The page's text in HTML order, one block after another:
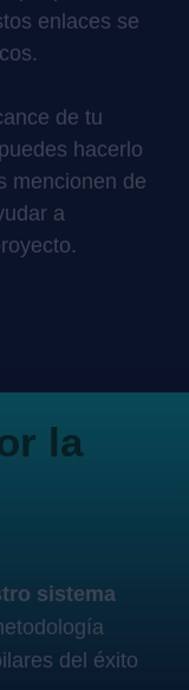
enlaces se
de tu
hacerlo
mencionen de
a
la
sistema
del éxito